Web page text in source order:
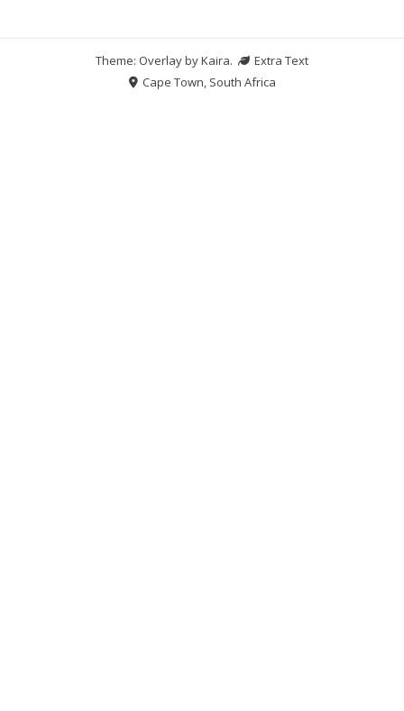
Theme: Overlay byKaira.
Extra Text
Cape Town, South Africa